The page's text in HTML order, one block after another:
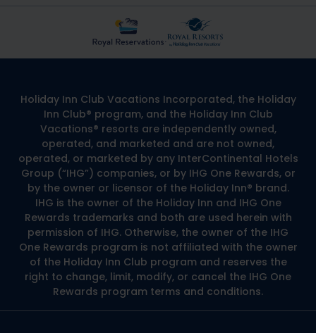
Holiday Inn Club Vacations Incorporated, the Holiday
Inn Club® program, and the Holiday Inn Club
Vacations® resorts are independently owned,
operated, and marketed and are not owned,
operated, or marketed by any InterContinental Hotels
Group (“IHG”) companies, or by IHG One Rewards, or
by the owner or licensor of the Holiday Inn® brand.
IHG is the owner of the Holiday Inn and IHG One
Rewards trademarks and both are used herein with
permission of IHG. Otherwise, the owner of the IHG
One Rewards program is not affiliated with the owner
of the Holiday Inn Club program and reserves the
right to change, limit, modify, or cancel the IHG One
Rewards program terms and conditions.